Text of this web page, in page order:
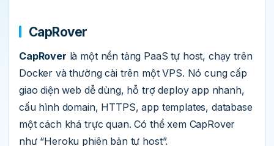
CapRover
CapRover là một nền tảng PaaS tự host, chạy trên
Docker và thường cài trên một VPS. Nó cung cấp
giao diện web dễ dùng, hỗ trợ deploy app nhanh,
cấu hình domain, HTTPS, app templates, database
một cách khá trực quan. Có thể xem CapRover
như “Heroku phiên bản tự host”.